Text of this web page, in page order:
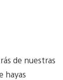
de nuestras
hayas